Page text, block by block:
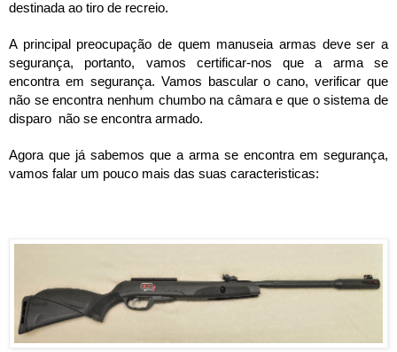
destinada ao tiro de recreio.
A principal preocupação de quem manuseia armas deve ser a
segurança, portanto, vamos certificar-nos que a arma se
encontra em segurança. Vamos bascular o cano, verificar que
não se encontra nenhum chumbo na câmara e que o sistema de
disparo  não se encontra armado.
Agora que já sabemos que a arma se encontra em segurança,
vamos falar um pouco mais das suas caracteristicas: